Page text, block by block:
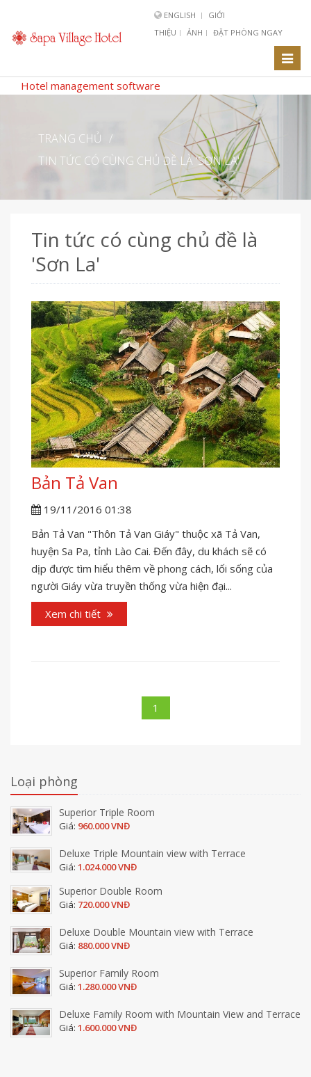
ENGLISH
GIỚI
THIỆU
ẢNH ĐẶT PHÒNG NGAY
Hotel management software
TRANG CHỦ /
TIN TỨC CÓ CÙNG CHỦ ĐỀ LÀ 'SƠN LA'
Tin tức có cùng chủ đề là
'Sơn La'
Bản Tả Van
19/11/2016 01:38
Bản Tả Van "Thôn Tả Van Giáy" thuộc xã Tả Van,
huyện Sa Pa, tỉnh Lào Cai. Đến đây, du khách sẽ có
dịp được tìm hiểu thêm về phong cách, lối sống của
người Giáy vừa truyền thống vừa hiện đại...
Xem chi tiết
1
Loại phòng
Superior Triple Room
Giá: 960.000 VNĐ
Deluxe Triple Mountain view with Terrace
Giá: 1.024.000 VNĐ
Superior Double Room
Giá: 720.000 VNĐ
Deluxe Double Mountain view with Terrace
Giá: 880.000 VNĐ
Superior Family Room
Giá: 1.280.000 VNĐ
Deluxe Family Room with Mountain View and Terrace
Giá: 1.600.000 VNĐ